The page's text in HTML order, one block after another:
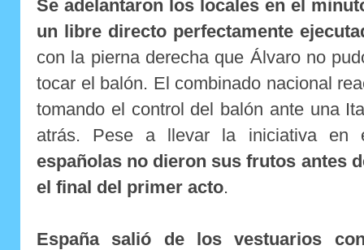
Se adelantaron los locales en el
un libre directo perfectamente
con la pierna derecha que Álvaro no
tocar el balón. El combinado nacional
tomando el control del balón ante una
atrás. Pese a llevar la iniciativa
españolas no dieron sus frutos antes
el final del primer acto.
España salió de los vestuarios